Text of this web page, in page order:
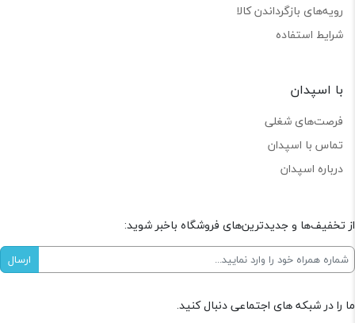
رویه‌های بازگرداندن کالا
شرایط استفاده
با اسپدان
فرصت‌های شغلی
تماس با اسپدان
درباره اسپدان
از تخفیف‌ها و جدیدترین‌های فروشگاه باخبر شوید:
ما را در شبکه های اجتماعی دنبال کنید.